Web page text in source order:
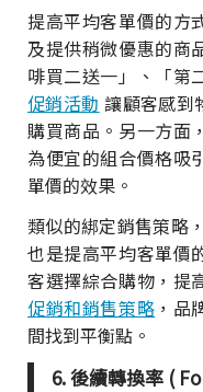
提高平均客單價的方
及提供稍微優惠的商
啡買二送一」、「第
促銷活動 讓顧客感到
購買商品。另一方面
為便宜的組合價格吸
單價的效果。
類似的綁定銷售策略
也是提高平均客單價
客選擇綜合購物，提
促銷和銷售策略 ，品
間找到平衡點。
6. 後續轉換率 (